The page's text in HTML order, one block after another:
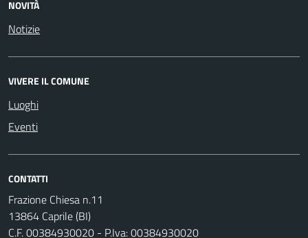
NOVITÀ
Notizie
VIVERE IL COMUNE
Luoghi
Eventi
CONTATTI
Frazione Chiesa n.11
13864 Caprile (BI)
C.F. 00384930020 - P.Iva: 00384930020